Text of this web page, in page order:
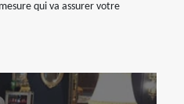
qui va assurer votre